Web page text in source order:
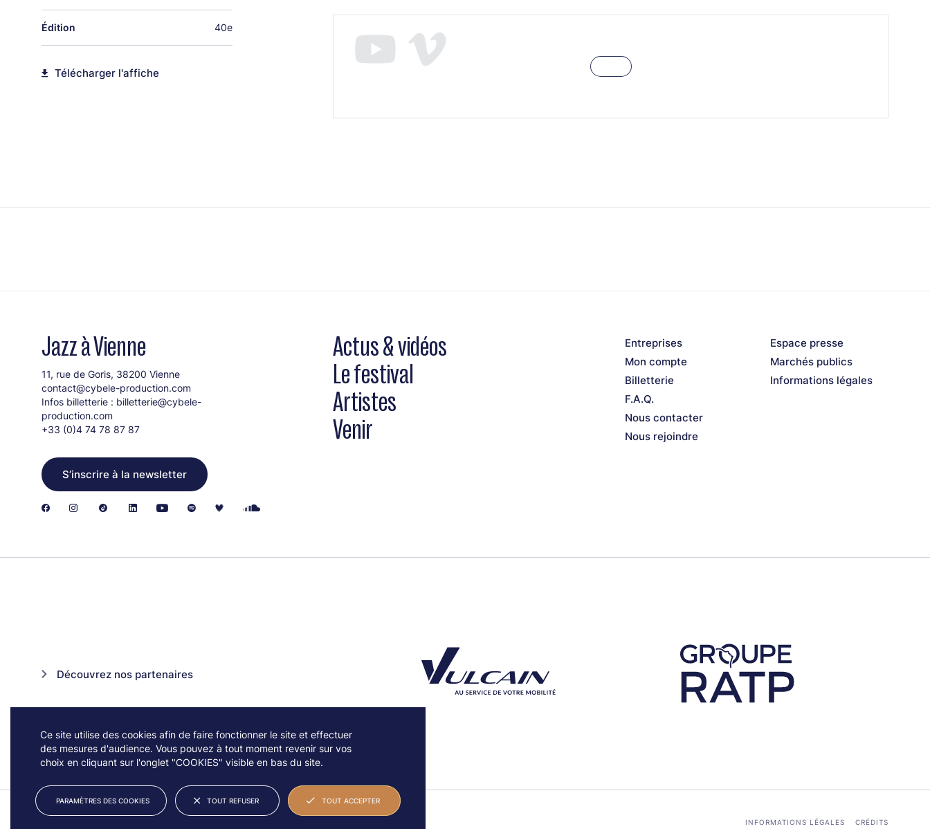
Ce site utilise des cookies afin de faire fonctionner le site et effectuer
des mesures d'audience. Vous pouvez à tout moment revenir sur vos
choix en cliquant sur l'onglet "COOKIES" visible en bas du site.
PARAMÈTRES DES COOKIES TOUT REFUSER TOUT ACCEPTER
Édition 40e
Télécharger l'affiche
Jazz à Vienne
11, rue de Goris, 38200 Vienne
contact@cybele-production.com
Infos billetterie : billetterie@cybele-
production.com
+33 (0)4 74 78 87 87
S’inscrire à la newsletter
Actus & vidéos
Le festival
Artistes
Venir
Entreprises
Mon compte
Billetterie
F.A.Q.
Nous contacter
Nous rejoindre
Espace presse
Marchés publics
Informations légales
Découvrez nos partenaires
INFORMATIONS LÉGALES CRÉDITS